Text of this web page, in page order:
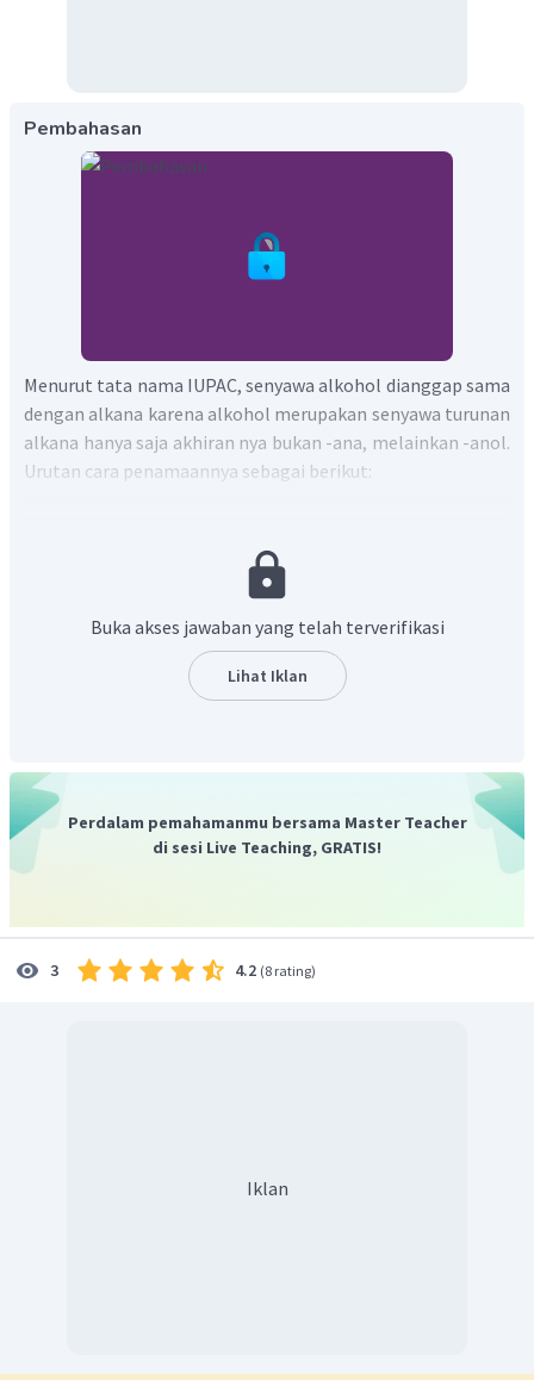
Pembahasan
Menurut tata nama IUPAC, senyawa alkohol dianggap sama
dengan alkana karena alkohol merupakan senyawa turunan
alkana hanya saja akhiran nya bukan -ana, melainkan -anol.
Urutan cara penamaannya sebagai berikut:
terpanjang yang mengandung gugus -OH.
Memberi nomor. Penomoran dimulai dari salah satu
mendapat nomor terkecil. Catatan: Jika terdapat
lebih gugus -OH maka prioritas penomoran
didasarkan pada banyaknya cabang yang terikat.
tetra-(4) dst. JIka jenis cabang >1 maka cabang
diurutkan sesuai alfabet.
Nama alkana dituliskan sebagai berikut : Letak
digunakan tanda koma (,) untuk memisahkan huruf
Buka akses jawaban yang telah terverifikasi
Lihat Iklan
Perdalam pemahamanmu bersama Master Teacher
di sesi Live Teaching, GRATIS!
3 4.2 (8 rating)
Iklan